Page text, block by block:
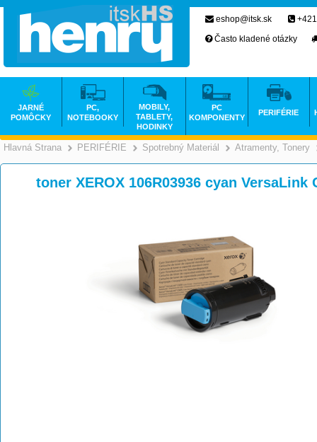
Hlavná Strana >
PERIFÉRIE >
Spotrebný Materiál >
Atramenty, Tonery
toner XEROX 106R03936 cyan VersaLink
eshop@itsk.sk
Často kladené otázky
JARNÉ
POMÔCKY
PC,
NOTEBOOKY
MOBILY,
TABLETY,
HODINKY
PC
KOMPONENTY
PERIFÉRIE